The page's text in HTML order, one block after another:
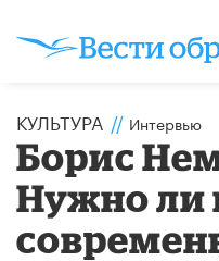
КУЛЬТУРА // Интервью
Борис
Нужно ли